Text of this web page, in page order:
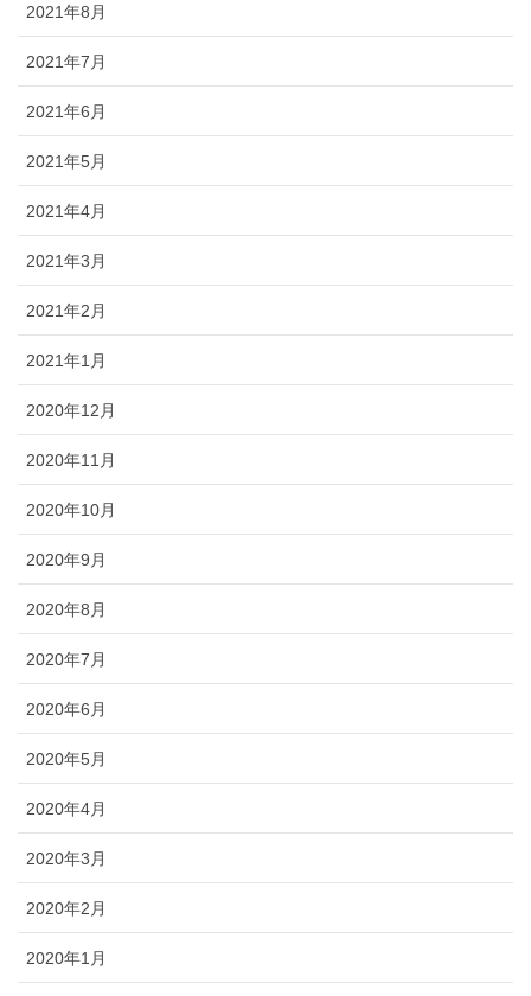
2021年8月
2021年7月
2021年6月
2021年5月
2021年4月
2021年3月
2021年2月
2021年1月
2020年12月
2020年11月
2020年10月
2020年9月
2020年8月
2020年7月
2020年6月
2020年5月
2020年4月
2020年3月
2020年2月
2020年1月